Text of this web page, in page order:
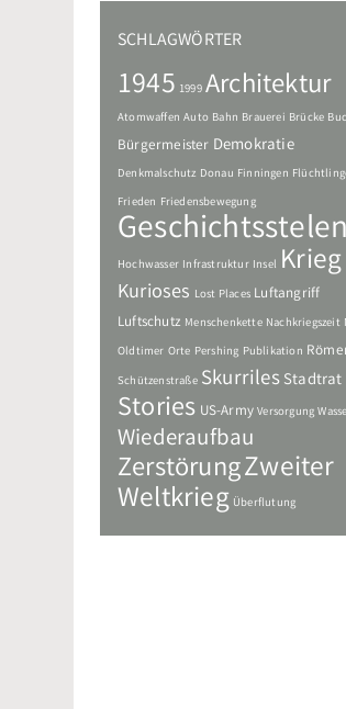
SCHLAGWÖRTER
1945 1999 Architektur
Atomwaffen Auto Bahn Brauerei Brücke
Bürgermeister Demokratie
Denkmalschutz Donau Finningen
Frieden Friedensbewegung
Geschichtsstelen
Hochwasser Infrastruktur Insel Krieg
Kurioses Lost Places Luftangriff
Luftschutz Menschenkette Nachkriegszeit
Oldtimer Orte Pershing Publikation
Schützenstraße SkurrilesStadtrat
Stories US-Army Versorgung
Wiederaufbau
ZerstörungZweiter
Weltkrieg Überflutung